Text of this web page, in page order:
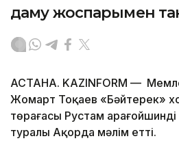
даму жоспарымен
АСТАНА. KAZINFORM —
Жомарт Тоқаев «Бәйтерек»
төрағасы Рустам
туралы Ақорда мәлім етті.